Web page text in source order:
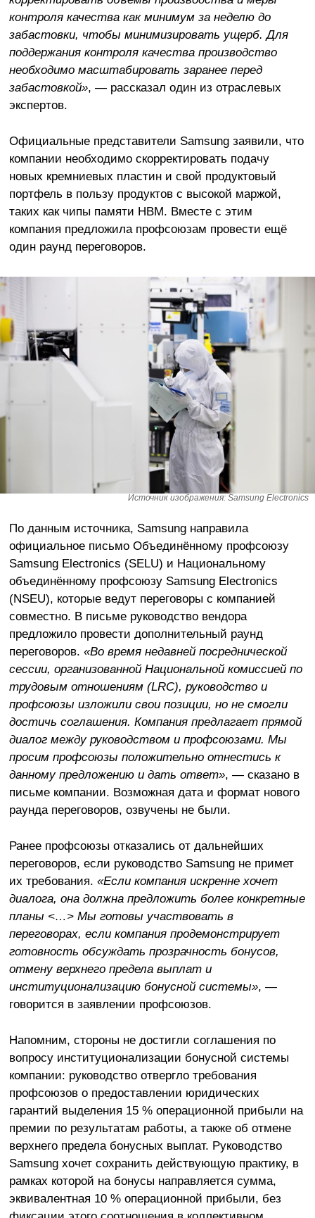
контроля качества как минимум за неделю до
забастовки, чтобы минимизировать ущерб. Для
поддержания контроля качества производство
необходимо масштабировать заранее перед
забастовкой», — рассказал один из отраслевых
экспертов.
Официальные представители Samsung заявили, что
компании необходимо скорректировать подачу
новых кремниевых пластин и свой продуктовый
портфель в пользу продуктов с высокой маржой,
таких как чипы памяти HBM. Вместе с этим
компания предложила профсоюзам провести ещё
один раунд переговоров.
Источник изображения: Samsung Electronics
По данным источника, Samsung направила
официальное письмо Объединённому профсоюзу
Samsung Electronics (SELU) и Национальному
объединённому профсоюзу Samsung Electronics
(NSEU), которые ведут переговоры с компанией
совместно. В письме руководство вендора
предложило провести дополнительный раунд
переговоров. «Во время недавней посреднической
сессии, организованной Национальной комиссией по
трудовым отношениям (LRC), руководство и
профсоюзы изложили свои позиции, но не смогли
достичь соглашения. Компания предлагает прямой
диалог между руководством и профсоюзами. Мы
просим профсоюзы положительно отнестись к
данному предложению и дать ответ», — сказано в
письме компании. Возможная дата и формат нового
раунда переговоров, озвучены не были.
Ранее профсоюзы отказались от дальнейших
переговоров, если руководство Samsung не примет
их требования. «Если компания искренне хочет
диалога, она должна предложить более конкретные
планы <…> Мы готовы участвовать в
переговорах, если компания продемонстрирует
готовность обсуждать прозрачность бонусов,
отмену верхнего предела выплат и
институционализацию бонусной системы», —
говорится в заявлении профсоюзов.
Напомним, стороны не достигли соглашения по
вопросу институционализации бонусной системы
компании: руководство отвергло требования
профсоюзов о предоставлении юридических
гарантий выделения 15 % операционной прибыли на
премии по результатам работы, а также об отмене
верхнего предела бонусных выплат. Руководство
Samsung хочет сохранить действующую практику, в
рамках которой на бонусы направляется сумма,
эквивалентная 10 % операционной прибыли, без